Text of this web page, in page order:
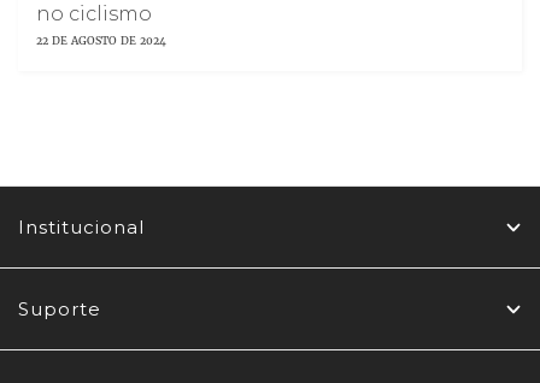
no ciclismo
22 DE AGOSTO DE 2024
Institucional
Suporte